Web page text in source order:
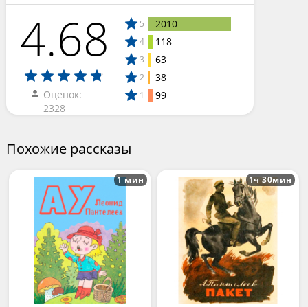
4.68
Оценок:
2328
5 2010
4 118
3 63
2 38
1 99
Похожие рассказы
1 мин 1ч 30мин